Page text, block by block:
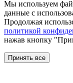
Мы используем
данные с
Продолжая
политикой
нажав кнопку
Принять все